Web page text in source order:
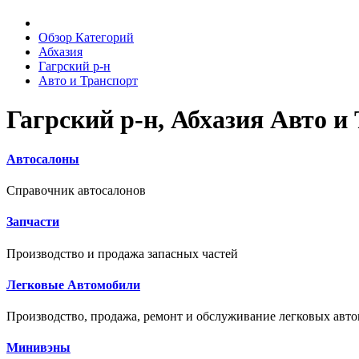
Обзор Категорий
Абхазия
Гагрский р-н
Авто и Транспорт
Гагрский р-н, Абхазия Авто и
Автосалоны
Справочник автосалонов
Запчасти
Производство и продажа запасных частей
Легковые Автомобили
Производство, продажа, ремонт и обслуживание легковых
Минивэны